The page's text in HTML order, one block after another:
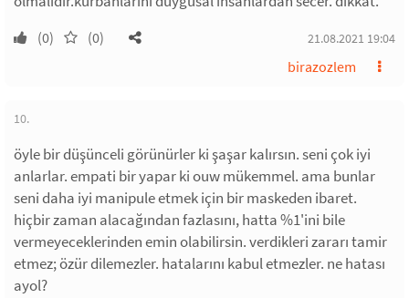
(0) (0) 21.08.2021 19:04
birazozlem
10.
öyle bir düşünceli görünürler ki şaşar kalırsın. seni çok iyi
anlarlar. empati bir yapar ki ouw mükemmel. ama bunlar
seni daha iyi manipule etmek için bir maskeden ibaret.
hiçbir zaman alacağından fazlasını, hatta %1'ini bile
vermeyeceklerinden emin olabilirsin. verdikleri zararı tamir
etmez; özür dilemezler. hatalarını kabul etmezler. ne hatası
ayol?